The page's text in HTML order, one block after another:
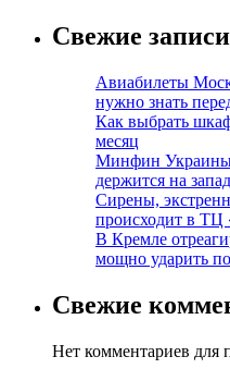
Свежие записи
Авиабилеты
нужно знать
Как выбрать
месяц
Минфин Украины
держится на
Сирены,
происходит в ТЦ
В Кремле
мощно ударить
Свежие
Нет комментариев для